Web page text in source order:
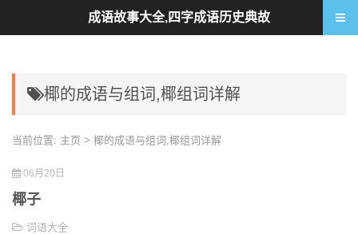
椰的成语与组词,椰组词详解
当前位置: 主页 > 椰的成语与组词,椰组词详解
06月20日
椰子
词语大全
成语故事大全,四字成语历史典故